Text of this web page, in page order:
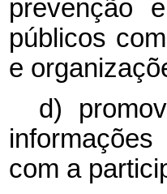
prevenção
públicos
e
d)
com a